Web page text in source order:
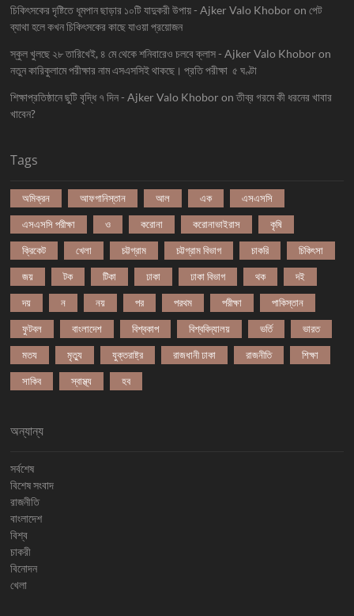
চিকিৎসকের দৃষ্টিতে ধূমপান ছাড়ার ১০টি যাদুকরী উপায় - Ajker Valo Khobor onপেট
ব্যাথা হলে কখন চিকিৎসকের কাছে যাওয়া প্রয়োজন
স্কুল খুলছে ২৮ তারিখেই, ৪ মে থেকে শনিবারেও চলবে ক্লাস - Ajker Valo Khobor on
নতুন কারিকুলামে পরীক্ষার নাম এসএসসিই থাকছে। প্রতি পরীক্ষা ৫ ঘণ্টা
শিক্ষাপ্রতিষ্ঠানে ছুটি বৃদ্ধি ৭ দিন - Ajker Valo Khobor onতীব্র গরমে কী ধরনের খাবার
খাবেন?
Tags
অমিক্রন আফগানিস্তান আল এক এসএসসি
এসএসসি পরীক্ষা ও করোনা করোনাভাইরাস কৃষি
ক্রিকেট খেলা চট্টগ্রাম চট্টগ্রাম বিভাগ চাকরি চিকিৎসা
জয় টক টিকা ঢাকা ঢাকা বিভাগ থক দই
দয় ন নয় পর পরথম পরীক্ষা পাকিস্তান
ফুটবল বাংলাদেশ বিশ্বকাপ বিশ্ববিদ্যালয় ভর্তি ভারত
মতয মৃত্যু যুক্তরাষ্ট্র রাজধানী ঢাকা রাজনীতি শিক্ষা
সাকিব স্বাস্থ্য হব
অন্যান্য
সর্বশেষ
বিশেষ সংবাদ
রাজনীতি
বাংলাদেশ
বিশ্ব
চাকরী
বিনোদন
খেলা